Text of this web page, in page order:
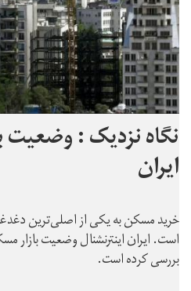
نگاه نزدیک : وضعیت
ایران
خرید مسکن به یکی از اصلی‌ترین
است. ایران اینترنشنال وضعیت بازار
بررسی کرده است.